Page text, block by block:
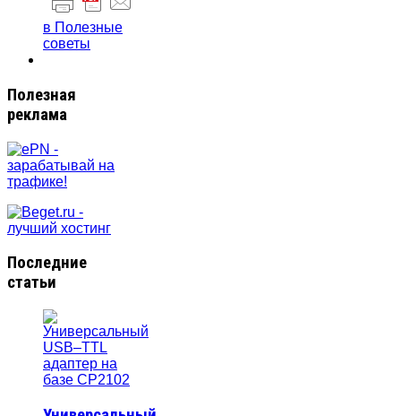
в Полезные
советы
Полезная
реклама
Последние
статьи